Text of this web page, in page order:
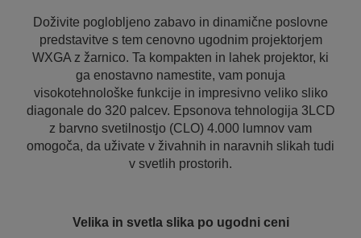
Doživite poglobljeno zabavo in dinamične poslovne
predstavitve s tem cenovno ugodnim projektorjem
WXGA z žarnico. Ta kompakten in lahek projektor, ki
ga enostavno namestite, vam ponuja
visokotehnološke funkcije in impresivno veliko sliko
diagonale do 320 palcev. Epsonova tehnologija 3LCD
z barvno svetilnostjo (CLO) 4.000 lumnov vam
omogoča, da uživate v živahnih in naravnih slikah tudi
v svetlih prostorih.
Velika in svetla slika po ugodni ceni